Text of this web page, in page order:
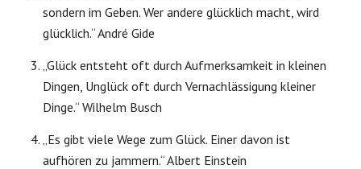
sondern im Geben. Wer andere glücklich macht, wird
glücklich.“ André Gide
„Glück entsteht oft durch Aufmerksamkeit in kleinen
Dingen, Unglück oft durch Vernachlässigung kleiner
Dinge.“ Wilhelm Busch
„Es gibt viele Wege zum Glück. Einer davon ist
aufhören zu jammern.“ Albert Einstein